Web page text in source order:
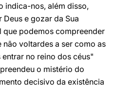
indica-nos, além disso,
e gozar da Sua
que podemos compreender
voltardes a ser como as
no reino dos céus"
o mistério do
decisivo da existência